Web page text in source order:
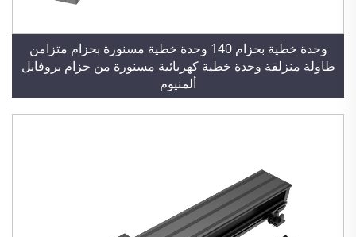
وحدة خطية بحزام 140 وحدة خطية مسنورة بحزام متزامن
طاولة منزلقة وحدة خطية كهربائية مسنورة من حزام بروفايل
ألمنيوم